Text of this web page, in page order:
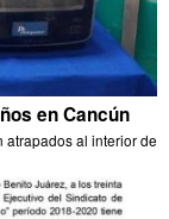
en Cancún
al interior de